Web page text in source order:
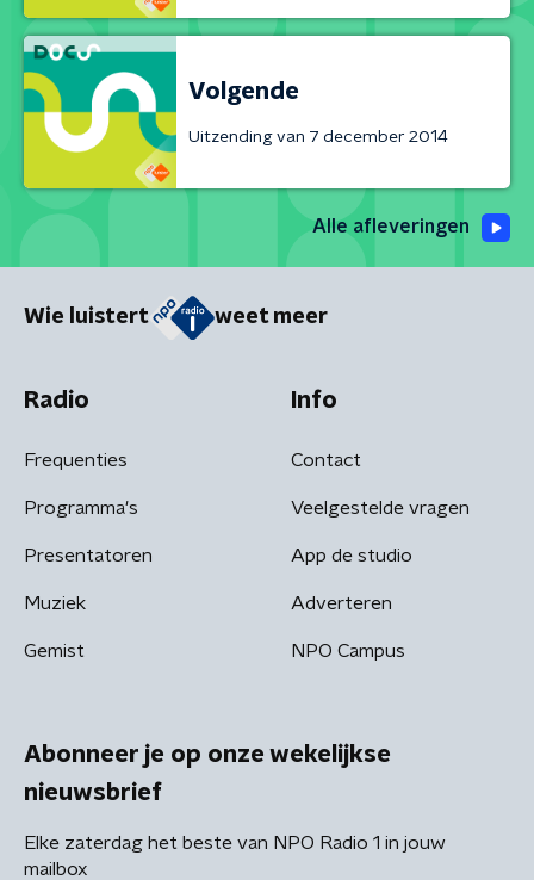
Volgende
Uitzending van 7 december 2014
Alle afleveringen
Wie luistert weet meer
Radio
Frequenties
Programma's
Presentatoren
Muziek
Gemist
Info
Contact
Veelgestelde vragen
App de studio
Adverteren
NPO Campus
Abonneer je op onze wekelijkse
nieuwsbrief
Elke zaterdag het beste van NPO Radio 1 in jouw
mailbox